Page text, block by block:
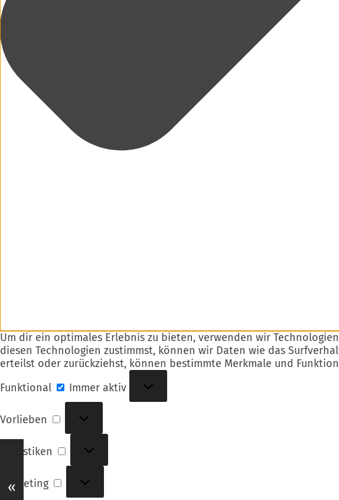
Um dir ein optimales Erlebnis zu bieten, verwenden wir
diesen Technologien zustimmst, können wir Daten wie das
erteilst oder zurückziehst, können bestimmte Merkmale und
Funktional
Immer aktiv
Vorlieben
Vorlieben
Statistiken
Statistiken
Marketing
Marketing
«